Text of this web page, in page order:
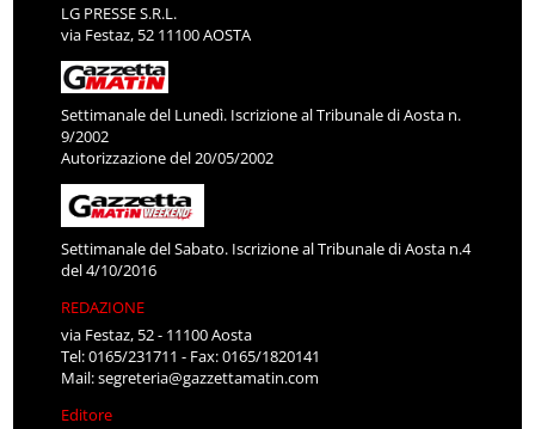
LG PRESSE S.R.L.
via Festaz, 52 11100 AOSTA
Settimanale del Lunedì. Iscrizione al Tribunale di Aosta n.
9/2002
Autorizzazione del 20/05/2002
Settimanale del Sabato. Iscrizione al Tribunale di Aosta n.4
del 4/10/2016
REDAZIONE
via Festaz, 52 - 11100 Aosta
Tel: 0165/231711 - Fax: 0165/1820141
Mail:segreteria@gazzettamatin.com
Editore